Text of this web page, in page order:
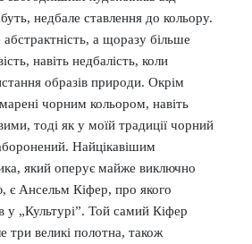
недбале ставлення до кольору.
а щоразу більше
навіть недбалість, коли
образів природи. Окрім
чорним кольором, навіть
тоді як у моїй традиції чорний
Найцікавішим
який оперує майже виключно
є Ансельм Кіфер, про якого
у „Культурі”. Той самий Кіфер
три великі полотна, також